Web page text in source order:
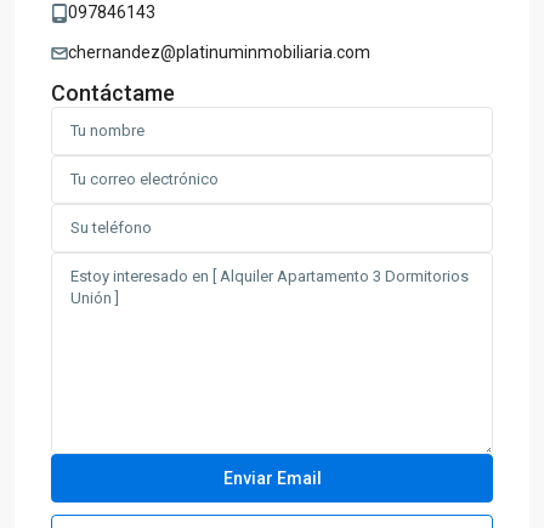
097846143
chernandez@platinuminmobiliaria.com
Contáctame